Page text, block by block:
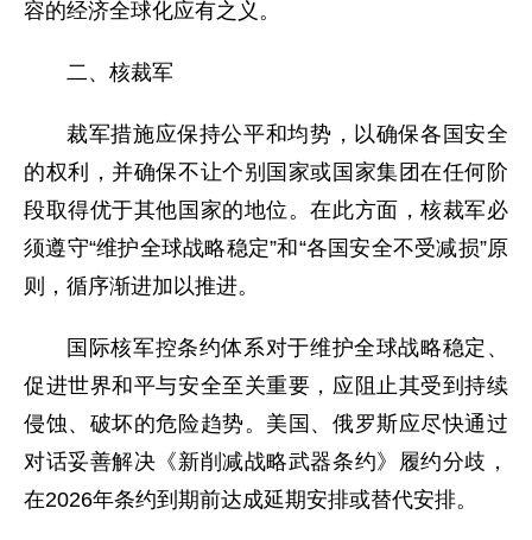
容的经济全球化应有之义。
二、核裁军
裁军措施应保持公平和均势，以确保各国安全
的权利，并确保不让个别国家或国家集团在任何阶
段取得优于其他国家的地位。在此方面，核裁军必
须遵守“维护全球战略稳定”和“各国安全不受减损”原
则，循序渐进加以推进。
国际核军控条约体系对于维护全球战略稳定、
促进世界和平与安全至关重要，应阻止其受到持续
侵蚀、破坏的危险趋势。美国、俄罗斯应尽快通过
对话妥善解决《新削减战略武器条约》履约分歧，
在2026年条约到期前达成延期安排或替代安排。